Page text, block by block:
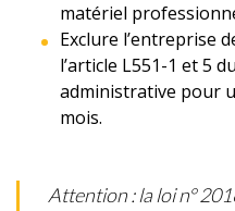
matériel
Exclure l’entreprise
l’article L551-1 et 5
administrative pour
mois.
Attention : la loi n°